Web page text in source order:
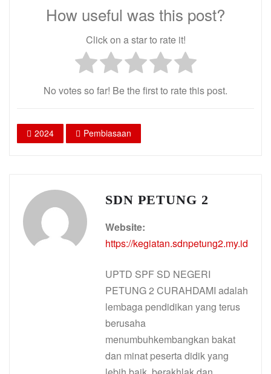
How useful was this post?
Click on a star to rate it!
No votes so far! Be the first to rate this post.
2024 Pembiasaan
SDN PETUNG 2
Website:
https://kegiatan.sdnpetung2.my.id
UPTD SPF SD NEGERI
PETUNG 2 CURAHDAMI adalah
lembaga pendidikan yang terus
berusaha
menumbuhkembangkan bakat
dan minat peserta didik yang